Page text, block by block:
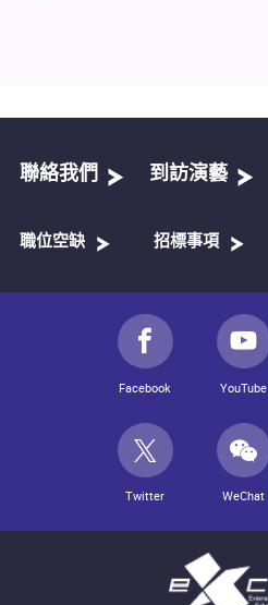
聯絡我們 到訪演藝
職位空缺 招標事項
Facebook YouTube
Twitter WeChat